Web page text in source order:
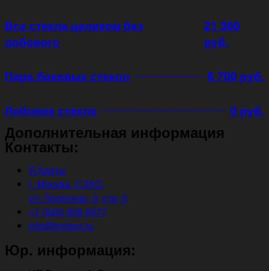
Все стекла целиком без
лобового
21 300
руб.
Пара боковых стекол 6 700 руб.
Лобовое стекло 0 руб.
Дополнительная информация
Контакты:
Я.Карты
г. Москва, СЗАО,
ул. Лодочная, 3, стр. 5
+7 (929) 939 5577
info@tonbox.ru
Юр. информация: